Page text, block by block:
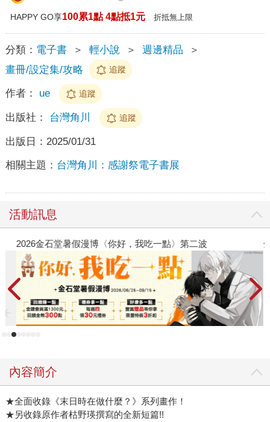
HAPPY GO享100累1點 4點抵1元 折抵無上限
分類： 電子書 ＞ 輕小說 ＞ 週邊精品
＞
畫冊/設定集/攻略
追蹤
作者： ue 追蹤
出版社： 台灣角川 追蹤
出版日： 2025/01/31
相關主題： 台灣角川：感謝祭電子書展
活動訊息
2026金石堂暑假漫博〈你好，我吃一點〉第二波
內容簡介
★全面收錄《末日時在做什麼？》系列畫作！
★另收錄原作者枯野瑛撰寫的全新短篇!!